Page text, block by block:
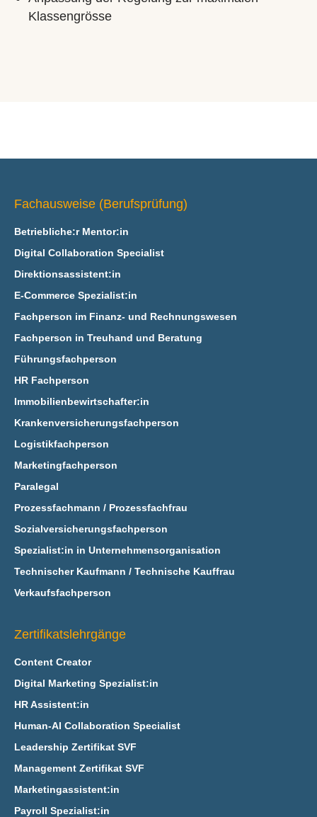
Klassengrösse
Fachausweise (Berufsprüfung)
Betriebliche:r Mentor:in
Digital Collaboration Specialist
Direktionsassistent:in
E‑Commerce Spezialist:in
Fachperson im Finanz- und Rechnungswesen
Fachperson in Treuhand und Beratung
Führungsfachperson
HR Fachperson
Immobilienbewirtschafter:in
Krankenversicherungsfachperson
Logistikfachperson
Marketingfachperson
Paralegal
Prozessfachmann / Prozessfachfrau
Sozialversicherungsfachperson
Spezialist:in in Unternehmensorganisation
Technischer Kaufmann / Technische Kauffrau
Verkaufsfachperson
Zertifikatslehrgänge
Content Creator
Digital Marketing Spezialist:in
HR Assistent:in
Human-AI Collaboration Specialist
Leadership Zertifikat SVF
Management Zertifikat SVF
Marketingassistent:in
Payroll Spezialist:in